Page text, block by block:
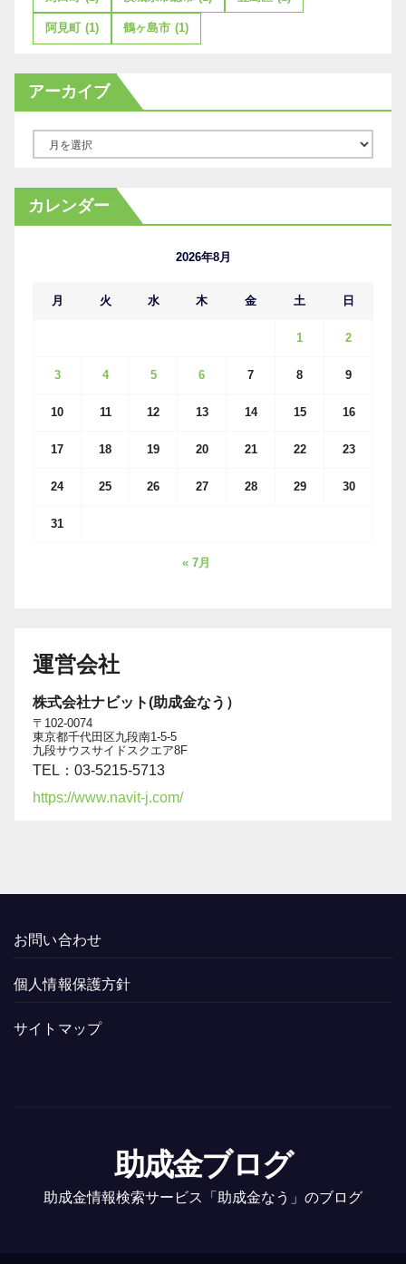
阿見町 (1) 鶴ヶ島市 (1)
アーカイブ
カ
イ
カレンダー
2026年8月
月 火 水 木 金 土 日
1 2
3 4 5 6 7 8 9
10 11 12 13 14 15 16
17 18 19 20 21 22 23
24 25 26 27 28 29 30
31
« 7月
運営会社
株式会社ナビット(助成金なう）
〒102-0074
東京都千代田区九段南1-5-5
九段サウスサイドスクエア8F
TEL：03-5215-5713
https://www.navit-j.com/
お問い合わせ
個人情報保護方針
サイトマップ
助成金ブログ
助成金情報検索サービス「助成金なう」のブログ